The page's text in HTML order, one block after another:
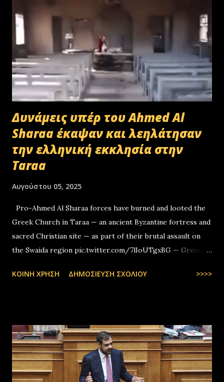
Δυνάμεις υπέρ του Ahmed Al
Sharaa έκαψαν και λεηλάτησαν
την ελληνική εκκλησία στην
Taraa
Αυγούστου 05, 2025
Pro-Ahmed Al Sharaa forces have burned and looted the
Greek Church in Taraa — an ancient Byzantine fortress and
sacred Christian site — as part of their brutal assault on
the Swaida region pic.twitter.com/7lIoUTgxBG — Greco-
ΚΟΙΝΉ ΧΡΉΣΗ ΔΗΜΟΣΊΕΥΣΗ ΣΧΟΛΊΟΥ >>>>